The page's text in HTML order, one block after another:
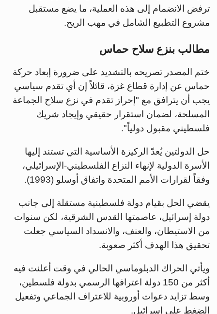
ترفض الانضمام إلى هذه العملية، ما يضع مستقبل
مشروع التطبيع الشامل في مهب الريح.
مطالب بنزع سلاح حماس
ختم المصدر تصريحه بالتشديد على ضرورة إبعاد حركة
حماس عن إدارة قطاع غزة، قائلاً إن أي تقدم سياسي
يجب أن يترافق مع "إحراز تقدم في نزع سلاح الجماعة
المسلحة، لضمان استقرار حقيقي وإيجاد شريك
فلسطيني مقبول دولياً".
حل الدولتين يُعدّ الركيزة الأساسية التي تستند إليها
الأسرة الدولية لإنهاء النزاع الفلسطيني-الإسرائيلي،
وفقاً لقرارات الأمم المتحدة واتفاق أوسلو (1993).
يقضي الحل بقيام دولة فلسطينية مستقلة إلى جانب
دولة إسرائيل، عاصمتها القدس الشرقية، لكن سنوات
من الاستيطان، والعنف، والانسداد السياسي جعلت
تحقيق هذا الهدف أكثر صعوبة.
ويأتي الحراك الدبلوماسي الحالي في وقت أعلنت فيه
أكثر من 150 دولة اعترافها الرسمي بدولة فلسطين،
وسط تزايد دعوات أوروبية للاعتراف الجماعي وتفعيل
الضغط على إسرائيل.